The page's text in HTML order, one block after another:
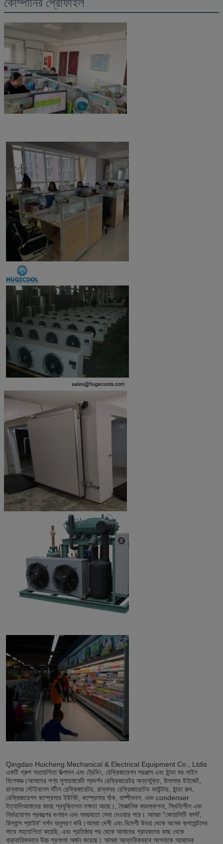
কোম্পানির প্রোফাইল
Qingdao Huicheng Mechanical & Electrical Equipment Co., Ltdis
একটি গ্রুপ সহযোগিতা উত্পাদন এবং ট্রেডিং, রেফ্রিজারেশন সরঞ্জাম এবং ঠান্ডা ঘর লাইন
বিশেষজ্ঞ।আমাদের পণ্য সুপারমার্কেট প্রদর্শন রেফ্রিজারেটর অন্তর্ভুক্ত, উল্লম্ব উইজেট,
রান্নাঘর স্টেইনলেস স্টীল রেফ্রিজারেটর, রান্নাঘর রেফ্রিজারেটেড কাউন্টার, ঠান্ডা রুম,
রেফ্রিজারেশন কম্প্রেসার ইউনিট, কম্প্রেসার র্যাক, বাষ্পীভবন, এবং condenser
ইত্যাদিআমাদের কাছে প্রযুক্তিগত দক্ষতা আছে।, বৈজ্ঞানিক ব্যবস্থাপনা, স্থিতিশীল এবং
নির্ভরযোগ্য প্রকল্পের গুণমান এবং সময়মতো সেবা দেওয়ার পরে। আমরা "কোয়ালিটি ফার্স্ট,
রিল্যান্স প্রাইম" দর্শন অনুসরণ করি।আমরা দেশী এবং বিদেশী উভয় থেকে অনেক ক্লায়েন্টদের
সাথে সহযোগিতা করেছি, এবং প্রতিষ্ঠার পর থেকে আমাদের গ্রাহকদের কাছ থেকে
ধারাবাহিকভাবে উচ্চ প্রশংসা অর্জন করেছে। আমরা আন্তরিকভাবে আপনাকে আমাদের